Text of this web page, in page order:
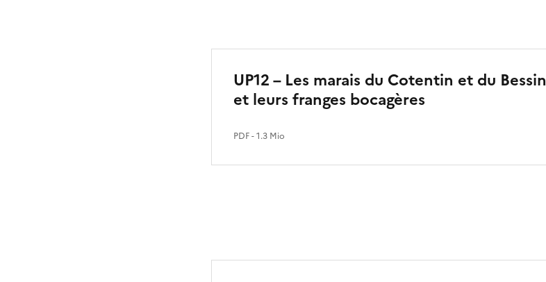
UP12 – Les marais du Cotentin et du Bessin
et leurs franges bocagères
PDF- 1.3 Mio